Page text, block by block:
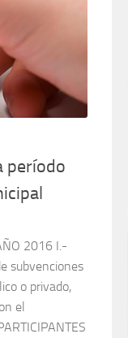
período
2016 I.-
subvenciones
o privado,
el